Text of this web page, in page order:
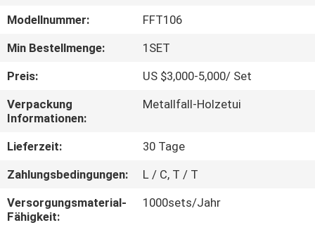
QUALITÄTSKONTROLLE
SEITENVERZEICHNIS
DATENSCHUTZ-
Modellnummer:
FFT106
Min Bestellmenge:
1SET
Preis:
US $3,000-5,000/ Set
Verpackung
Informationen:
Metallfall-Holzetui
Lieferzeit:
30 Tage
Zahlungsbedingungen:
L / C, T / T
Versorgungsmaterial-
Fähigkeit:
1000sets/Jahr